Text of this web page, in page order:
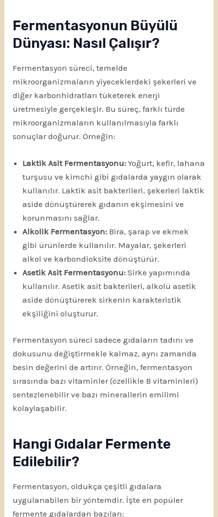
Fermentasyonun Büyülü
Dünyası: Nasıl Çalışır?
Fermentasyon süreci, temelde
mikroorganizmaların yiyeceklerdeki şekerleri ve
diğer karbonhidratları tüketerek enerji
üretmesiyle gerçekleşir. Bu süreç, farklı türde
mikroorganizmaların kullanılmasıyla farklı
sonuçlar doğurur. Örneğin:
Laktik Asit Fermentasyonu: Yoğurt, kefir, lahana
turşusu ve kimchi gibi gıdalarda yaygın olarak
kullanılır. Laktik asit bakterileri, şekerleri laktik
aside dönüştürerek gıdanın ekşimesini ve
korunmasını sağlar.
Alkolik Fermentasyon: Bira, şarap ve ekmek
gibi ürünlerde kullanılır. Mayalar, şekerleri
alkol ve karbondioksite dönüştürür.
Asetik Asit Fermentasyonu: Sirke yapımında
kullanılır. Asetik asit bakterileri, alkolü asetik
aside dönüştürerek sirkenin karakteristik
ekşiliğini oluşturur.
Fermentasyon süreci sadece gıdaların tadını ve
dokusunu değiştirmekle kalmaz, aynı zamanda
besin değerini de artırır. Örneğin, fermentasyon
sırasında bazı vitaminler (özellikle B vitaminleri)
sentezlenebilir ve bazı minerallerin emilimi
kolaylaşabilir.
Hangi Gıdalar Fermente
Edilebilir?
Fermentasyon, oldukça çeşitli gıdalara
uygulanabilen bir yöntemdir. İşte en popüler
fermente gıdalardan bazıları: